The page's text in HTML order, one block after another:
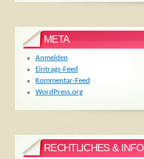
META
Anmelden
Eintrags-Feed
Kommentar-Feed
WordPress.org
RECHTLICHES & INFO